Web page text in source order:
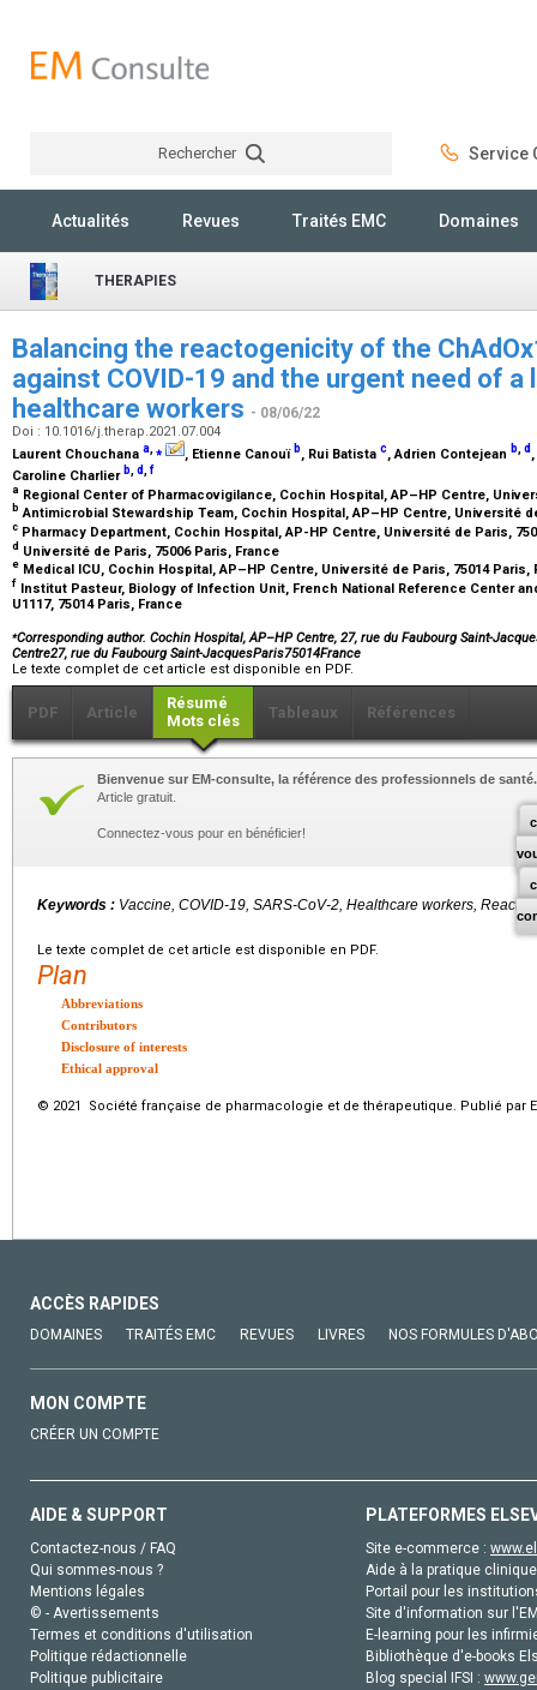
Rechercher Service
Actualités Revues Traités EMC Domaines
THERAPIES
Balancing the reactogenicity of the
against COVID-19 and the urgent need of a
healthcare workers - 08/06/22
Doi : 10.1016/j.therap.2021.07.004
Laurent Chouchana a,⁎ , Etienne Canouï b, Rui Batista c, Adrien Contejean b,d
Caroline Charlier b d f
a Regional Center of Pharmacovigilance, Cochin Hospital, AP–HP Centre,
b Antimicrobial Stewardship Team, Cochin Hospital, AP–HP Centre, Université
c Pharmacy Department, Cochin Hospital, AP-HP Centre, Université de Paris,
d Université de Paris, 75006 Paris, France
e Medical ICU, Cochin Hospital, AP–HP Centre, Université de Paris, 75014 Paris,
f Institut Pasteur, Biology of Infection Unit, French National Reference Center
U1117, 75014 Paris, France
⁎Corresponding author. Cochin Hospital, AP–HP Centre, 27, rue du Faubourg Saint-
Centre27, rue du Faubourg Saint-JacquesParis75014France
Le texte complet de cet article est disponible en PDF.
PDF Article
Résumé
Mots clés
Tableaux Références
Bienvenue sur EM-consulte, la référence des professionnels de santé.
Article gratuit.
Connectez-vous pour en bénéficier!
Keywords : Vaccine, COVID-19, SARS-CoV-2, Healthcare workers,
Le texte complet de cet article est disponible en PDF.
Plan
Abbreviations
Contributors
Disclosure of interests
Ethical approval
© 2021 Société française de pharmacologie et de thérapeutique. Publié par
ACCÈS RAPIDES
DOMAINES TRAITÉS EMC REVUES LIVRES NOS FORMULES
MON COMPTE
CRÉER UN COMPTE
AIDE & SUPPORT
Contactez-nous / FAQ
Qui sommes-nous ?
Mentions légales
© - Avertissements
Termes et conditions d'utilisation
Politique rédactionnelle
Politique publicitaire
PLATEFORMES
Site e-commerce :
Aide à la pratique
Portail pour les
Site d'information sur
E-learning pour les
Bibliothèque d'e-books
Blog special IFSI :